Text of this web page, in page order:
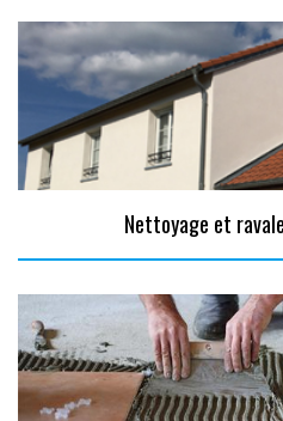
Nettoyage et